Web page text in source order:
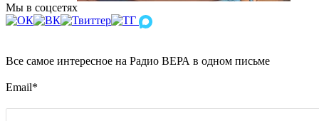
Мы в соцсетях
Все самое интересное на Радио ВЕРА в одном письме
Email*